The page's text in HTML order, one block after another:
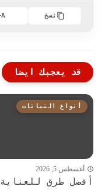
نسخ A+
قد يعجبك ايضا
أنواع النباتات
أغسطس 5, 2026
أفضل طرق للعناية